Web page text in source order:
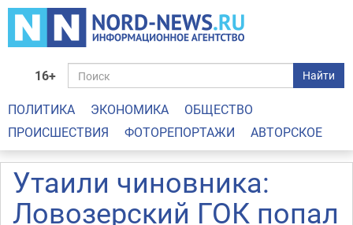
16+ Найти
ПОЛИТИКА ЭКОНОМИКА
ОБЩЕСТВО
ПРОИСШЕСТВИЯ
ФОТОРЕПОРТАЖИ АВТОРСКОЕ
Утаили чиновника:
Ловозерский ГОК попал